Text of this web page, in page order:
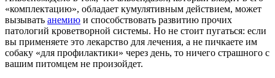
«комплектацию», обладает кумулятивным действием, может
вызывать анемию и способствовать развитию прочих
патологий кроветворной системы. Но не стоит пугаться: если
вы применяете это лекарство для лечения, а не пичкаете им
собаку «для профилактики» через день, то ничего страшного с
вашим питомцем не произойдет.